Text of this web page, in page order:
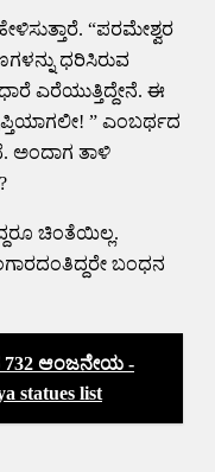
“ಪರಮೇಶ್ವರ
ಧರಿಸಿರುವ
ಎರೆಯುತ್ತಿದ್ದೇನೆ. ಈ
” ಎಂಬರ್ಥದ
ಅಂದಾಗ ತಾಳಿ
ಚಿಂತೆಯಿಲ್ಲ.
ಬಂಧನ
732 ಆಂಜನೇಯ -
statues list